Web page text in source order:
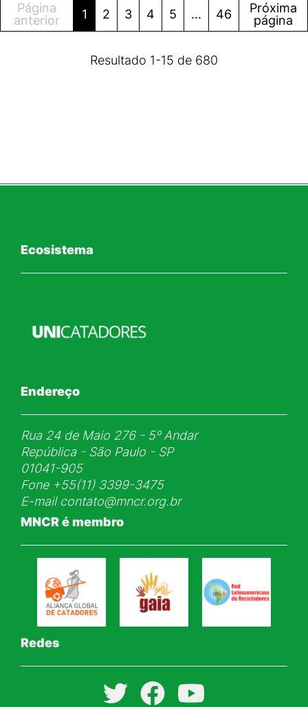
Página
anterior
1 2 3 4 5 ... 46
Próxima
página
Resultado 1-15 de 680
Ecosistema
Endereço
Rua 24 de Maio 276 - 5ᵒ Andar
República - São Paulo - SP
01041-905
Fone+55(11) 3399-3475
E-mail contato@mncr.org.br
MNCR é membro
Redes